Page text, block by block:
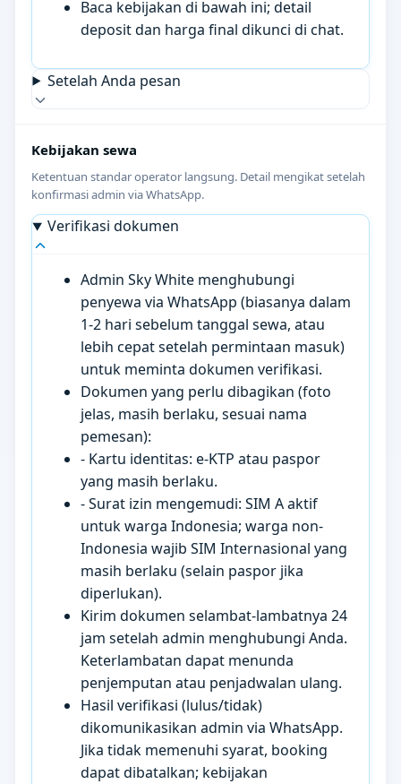
Baca kebijakan di bawah ini; detail
deposit dan harga final dikunci di chat.
Setelah Anda pesan
Kebijakan sewa
Ketentuan standar operator langsung. Detail mengikat setelah
konfirmasi admin via WhatsApp.
Verifikasi dokumen
Admin Sky White menghubungi
penyewa via WhatsApp (biasanya dalam
1-2 hari sebelum tanggal sewa, atau
lebih cepat setelah permintaan masuk)
untuk meminta dokumen verifikasi.
Dokumen yang perlu dibagikan (foto
jelas, masih berlaku, sesuai nama
pemesan):
- Kartu identitas: e-KTP atau paspor
yang masih berlaku.
- Surat izin mengemudi: SIM A aktif
untuk warga Indonesia; warga non-
Indonesia wajib SIM Internasional yang
masih berlaku (selain paspor jika
diperlukan).
Kirim dokumen selambat-lambatnya 24
jam setelah admin menghubungi Anda.
Keterlambatan dapat menunda
penjemputan atau penjadwalan ulang.
Hasil verifikasi (lulus/tidak)
dikomunikasikan admin via WhatsApp.
Jika tidak memenuhi syarat, booking
dapat dibatalkan; kebijakan